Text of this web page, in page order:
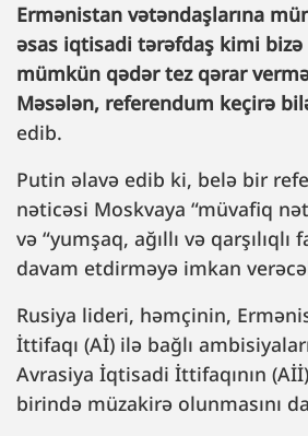
Ermənistan vətəndaşlarına
əsas iqtisadi tərəfdaş kimi
mümkün qədər tez qərar
Məsələn, referendum keçirə
edib.
Putin əlavə edib ki, belə bir
nəticəsi Moskvaya “müvafiq
və “yumşaq, ağıllı və qarşılıqlı
davam etdirməyə imkan
Rusiya lideri, həmçinin,
İttifaqı (Aİ) ilə bağlı
Avrasiya İqtisadi İttifaqının
birində müzakirə olunmasını